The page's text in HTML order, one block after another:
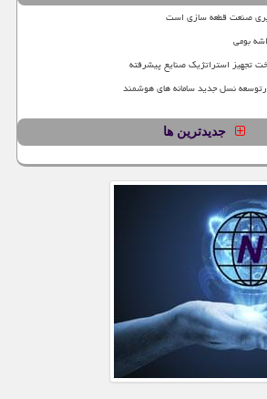
صنعت قطعه سازی است
بومی
تجهیز استراتژیک صنایع پیشرفته
نسل جدید سامانه های هوشمند
جدیدترین ها